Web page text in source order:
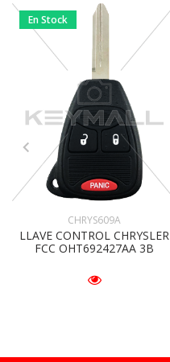
En Stock
CHRYS609A
LLAVE CONTROL CHRYSLER
FCC OHT692427AA 3B